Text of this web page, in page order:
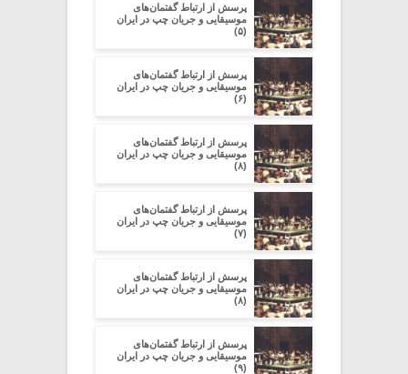
پرسش از ارتباط گفتمان‌های
موسیقایی و جریان چپ در ایران
(۵)
پرسش از ارتباط گفتمان‌های
موسیقایی و جریان چپ در ایران
(۶)
پرسش از ارتباط گفتمان‌های
موسیقایی و جریان چپ در ایران
(۸)
پرسش از ارتباط گفتمان‌های
موسیقایی و جریان چپ در ایران
(۷)
پرسش از ارتباط گفتمان‌های
موسیقایی و جریان چپ در ایران
(۸)
پرسش از ارتباط گفتمان‌های
موسیقایی و جریان چپ در ایران
(۹)